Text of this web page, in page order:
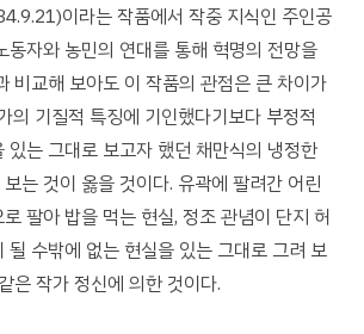
이라는 작품에서 작중 지식인 주인공
동자와 농민의 연대를 통해 혁명의 전망을
비교해 보아도 이 작품의 관점은 큰 차이가
의 기질적 특징에 기인했다기보다 부정적
있는 그대로 보고자 했던 채만식의 냉정한
는 것이 옳을 것이다. 유곽에 팔려간 어린
팔아 밥을 먹는 현실, 정조 관념이 단지 허
될 수밖에 없는 현실을 있는 그대로 그려 보
은 작가 정신에 의한 것이다.